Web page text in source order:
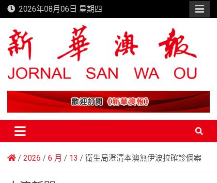
Skip
to
content
2026年08月06日 星期四
新華澳報
2026 6 月 13 衛生局澄清本澳無伊波拉確診個案